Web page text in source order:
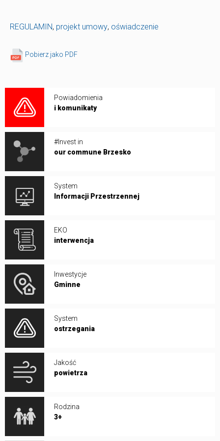
REGULAMIN, projekt umowy, oświadczenie
Pobierz jako PDF
Powiadomienia
i komunikaty
#Invest in
our commune Brzesko
System
Informacji Przestrzennej
EKO
interwencja
Inwestycje
Gminne
System
ostrzegania
Jakość
powietrza
Rodzina
3+